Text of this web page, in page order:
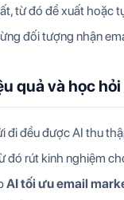
từ đó đề xuất hoặc
đối tượng nhận
quả và học
đi đều được AI thu
đó rút kinh nghiệm
AI tối ưu email